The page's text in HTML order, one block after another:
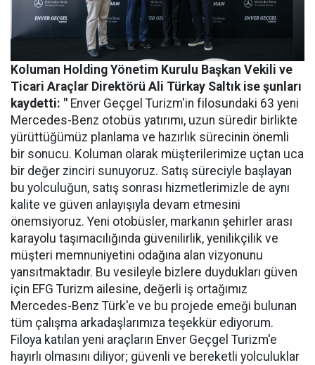
Koluman Holding Yönetim Kurulu Başkan Vekili ve
Ticari Araçlar Direktörü Ali Türkay Saltık ise şunları
kaydetti: " Enver Geçgel Turizm'in filosundaki 63 yeni
Mercedes-Benz otobüs yatırımı, uzun süredir birlikte
yürüttüğümüz planlama ve hazırlık sürecinin önemli
bir sonucu. Koluman olarak müşterilerimize uçtan uca
bir değer zinciri sunuyoruz. Satış süreciyle başlayan
bu yolculuğun, satış sonrası hizmetlerimizle de aynı
kalite ve güven anlayışıyla devam etmesini
önemsiyoruz. Yeni otobüsler, markanın şehirler arası
karayolu taşımacılığında güvenilirlik, yenilikçilik ve
müşteri memnuniyetini odağına alan vizyonunu
yansıtmaktadır. Bu vesileyle bizlere duydukları güven
için EFG Turizm ailesine, değerli iş ortağımız
Mercedes-Benz Türk'e ve bu projede emeği bulunan
tüm çalışma arkadaşlarımıza teşekkür ediyorum.
Filoya katılan yeni araçların Enver Geçgel Turizm'e
hayırlı olmasını diliyor; güvenli ve bereketli yolculuklar